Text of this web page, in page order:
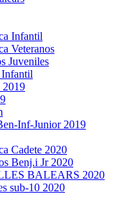
Infantil
Veteranos
Juveniles
Infantil
2019
Inf-Junior 2019
Cadete 2020
Benj.i Jr 2020
BALEARS 2020
sub-10 2020